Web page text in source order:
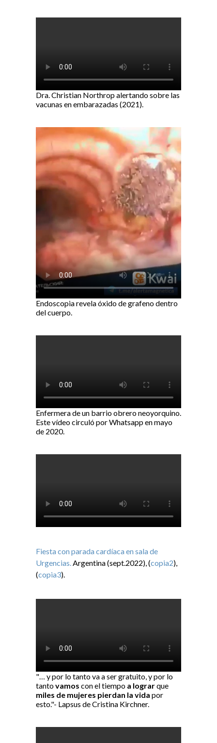
Dra. Christian Northrop alertando sobre las
vacunas en embarazadas (2021).
Endoscopia revela óxido de grafeno dentro
del cuerpo.
Enfermera de un barrio obrero neoyorquino.
Este vídeo circuló por Whatsapp en mayo
de 2020.
Fiesta con parada cardíaca en sala de
Urgencias.Argentina (sept.2022), (copia2),
(copia3).
"… y por lo tanto va a ser gratuito, y por lo
tantovamos con el tiempo a lograrque
miles de mujeres pierdan la vida por
esto."- Lapsus de Cristina Kirchner.